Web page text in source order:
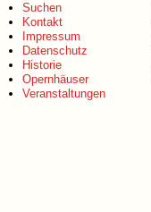
Suchen
Kontakt
Impressum
Datenschutz
Historie
Opernhäuser
Veranstaltungen